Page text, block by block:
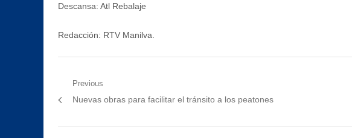
Descansa: Atl Rebalaje
Redacción: RTV Manilva.
Navegación
de
entradas
Previous
Previous
Nuevas obras para facilitar el tránsito a los peatones